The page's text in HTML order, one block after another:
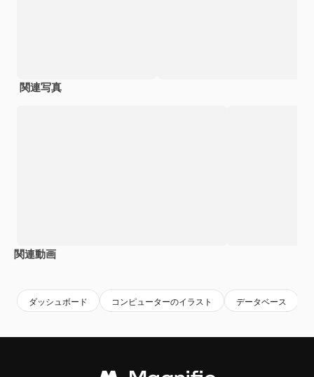
関連写真
関連動画
ダッシュボード コンピューターのイラスト データベース